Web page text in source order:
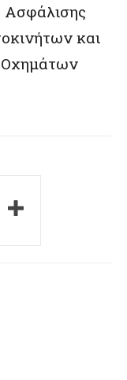
Ασφάλισης
και
Οχημάτων